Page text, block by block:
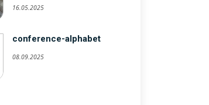
16.05.2025
conference-alphabet
08.09.2025